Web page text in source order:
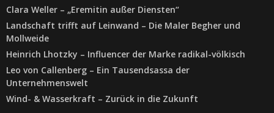
Clara Weller – „Eremitin außer Diensten“
Landschaft trifft auf Leinwand – Die Maler Begher und
Mollweide
Heinrich Lhotzky – Influencer der Marke radikal-völkisch
Leo von Callenberg – Ein Tausendsassa der
Unternehmenswelt
Wind- & Wasserkraft – Zurück in die Zukunft